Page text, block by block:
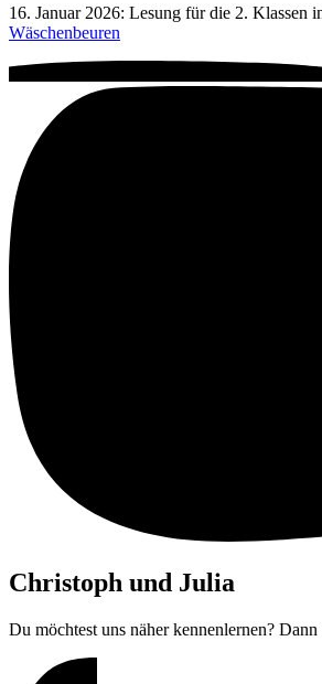
16. Januar 2026: Lesung für die 2. Klassen
Wäschenbeuren
Christoph und Julia
Du möchtest uns näher kennenlernen?